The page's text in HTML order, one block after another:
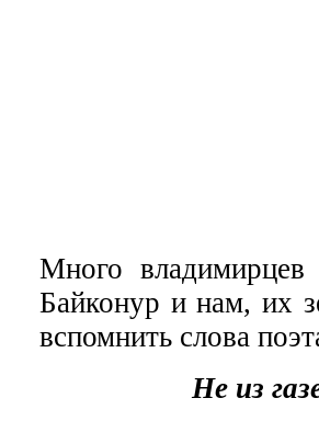
Много
Байконур и нам, их
вспомнить слова
Не из